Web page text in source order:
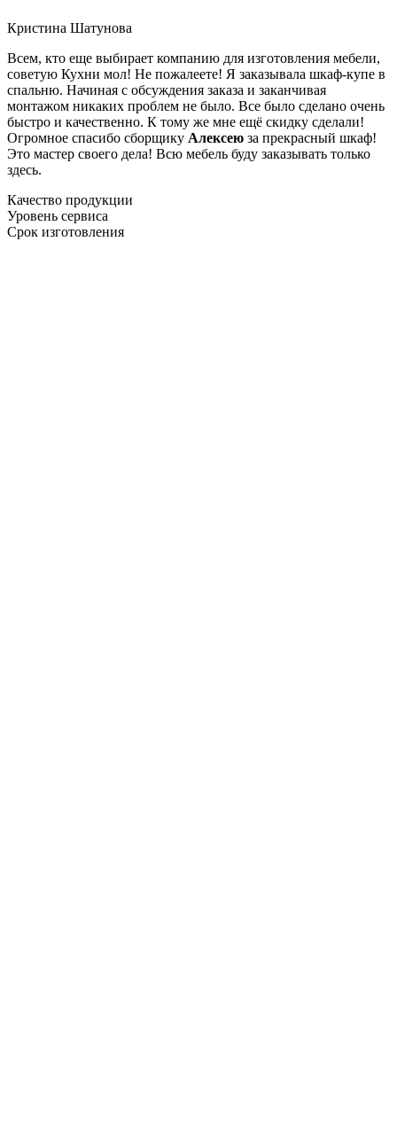
Кристина Шатунова
Всем, кто еще выбирает компанию для изготовления мебели,
советую Кухни мол! Не пожалеете! Я заказывала шкаф-купе в
спальню. Начиная с обсуждения заказа и заканчивая
монтажом никаких проблем не было. Все было сделано очень
быстро и качественно. К тому же мне ещё скидку сделали!
Огромное спасибо сборщику Алексею за прекрасный шкаф!
Это мастер своего дела! Всю мебель буду заказывать только
здесь.
Качество продукции
Уровень сервиса
Срок изготовления